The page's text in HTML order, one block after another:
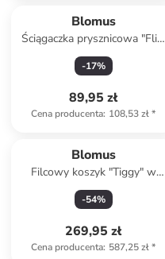
Blomus
Ściągaczka prysznicowa "Flit"
w kolorze szarym - 23 x 7 cm
-17%
89,95 zł
Cena producenta: 108,53 zł*
Blomus
Filcowy koszyk "Tiggy" w
kolorze jasnobrązowym - wys.
44 x Ø 42 cm
-54%
269,95 zł
Cena producenta: 587,25 zł*